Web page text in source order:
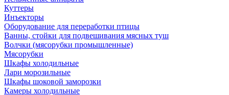
Куттеры
Инъекторы
Оборудование для переработки птицы
Ванны, стойки для подвешивания мясных туш
Волчки (мясорубки промышленные)
Мясорубки
Шкафы холодильные
Лари морозильные
Шкафы шоковой заморозки
Камеры холодильные